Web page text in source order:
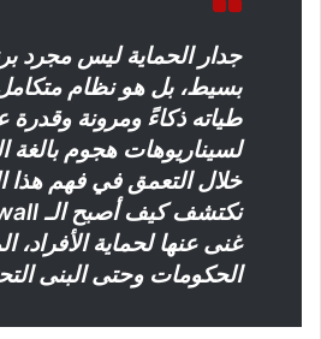
جدار الحماية ليس مجرد
بسيط، بل هو نظام
طياته ذكاءً ومرونة
لسيناريوهات هجوم بالغة
خلال التعمق في فهم هذا
غنى عنها لحماية
الحكومات وحتى البنى